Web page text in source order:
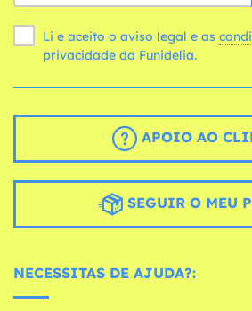
Li e aceito o aviso legal e as
privacidade da Funidelia.
APOIO AO
SEGUIR O MEU
NECESSITAS DE AJUDA?: